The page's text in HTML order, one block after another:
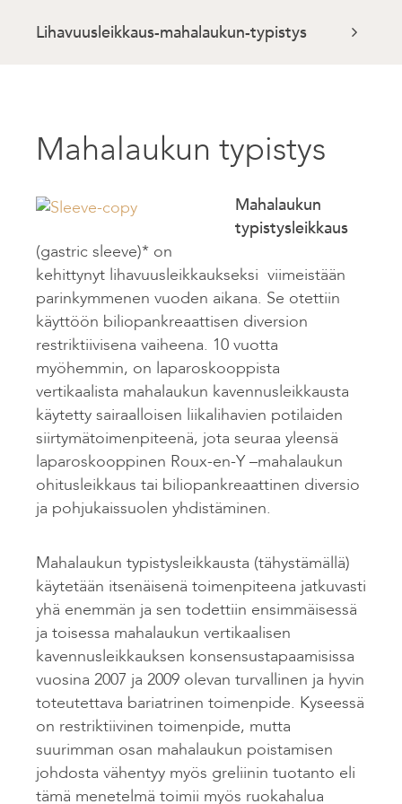
Lihavuusleikkaus-mahalaukun-typistys
Mahalaukun typistys
Mahalaukun
typistysleikkaus
(gastric sleeve)* on
kehittynyt lihavuusleikkaukseksi viimeistään
parinkymmenen vuoden aikana. Se otettiin
käyttöön biliopankreaattisen diversion
restriktiivisena vaiheena. 10 vuotta
myöhemmin, on laparoskooppista
vertikaalista mahalaukun kavennusleikkausta
käytetty sairaalloisen liikalihavien potilaiden
siirtymätoimenpiteenä, jota seuraa yleensä
laparoskooppinen Roux-en-Y –mahalaukun
ohitusleikkaus tai biliopankreaattinen diversio
ja pohjukaissuolen yhdistäminen.
Mahalaukun typistysleikkausta (tähystämällä)
käytetään itsenäisenä toimenpiteena jatkuvasti
yhä enemmän ja sen todettiin ensimmäisessä
ja toisessa mahalaukun vertikaalisen
kavennusleikkauksen konsensustapaamisissa
vuosina 2007 ja 2009 olevan turvallinen ja hyvin
toteutettava bariatrinen toimenpide. Kyseessä
on restriktiivinen toimenpide, mutta
suurimman osan mahalaukun poistamisen
johdosta vähentyy myös greliinin tuotanto eli
tämä menetelmä toimii myös ruokahalua